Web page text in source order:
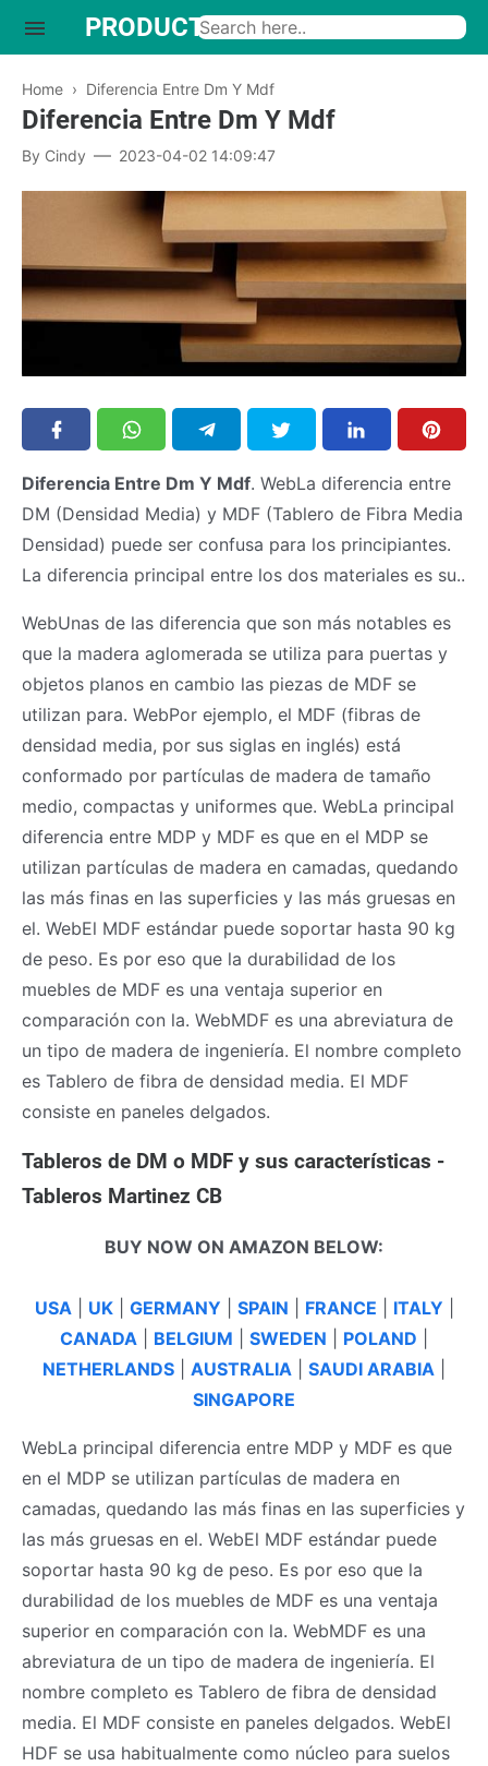
Home › Diferencia Entre Dm Y Mdf
Diferencia Entre Dm Y Mdf
By Cindy 2023-04-02 14:09:47
Diferencia Entre Dm Y Mdf. WebLa diferencia entre
DM (Densidad Media) y MDF (Tablero de Fibra Media
Densidad) puede ser confusa para los principiantes.
La diferencia principal entre los dos materiales es su..
WebUnas de las diferencia que son más notables es
que la madera aglomerada se utiliza para puertas y
objetos planos en cambio las piezas de MDF se
utilizan para. WebPor ejemplo, el MDF (fibras de
densidad media, por sus siglas en inglés) está
conformado por partículas de madera de tamaño
medio, compactas y uniformes que. WebLa principal
diferencia entre MDP y MDF es que en el MDP se
utilizan partículas de madera en camadas, quedando
las más finas en las superficies y las más gruesas en
el. WebEl MDF estándar puede soportar hasta 90 kg
de peso. Es por eso que la durabilidad de los
muebles de MDF es una ventaja superior en
comparación con la. WebMDF es una abreviatura de
un tipo de madera de ingeniería. El nombre completo
es Tablero de fibra de densidad media. El MDF
consiste en paneles delgados.
Tableros de DM o MDF y sus características -
Tableros Martinez CB
BUY NOW ON AMAZON BELOW:
USA| UK| GERMANY SPAIN FRANCE ITALY
CANADA
BELGIUM SWEDEN POLAND
NETHERLANDS
AUSTRALIA SAUDI ARABIA
SINGAPORE
WebLa principal diferencia entre MDP y MDF es que
en el MDP se utilizan partículas de madera en
camadas, quedando las más finas en las superficies y
las más gruesas en el. WebEl MDF estándar puede
soportar hasta 90 kg de peso. Es por eso que la
durabilidad de los muebles de MDF es una ventaja
superior en comparación con la. WebMDF es una
abreviatura de un tipo de madera de ingeniería. El
nombre completo es Tablero de fibra de densidad
media. El MDF consiste en paneles delgados. WebEl
HDF se usa habitualmente como núcleo para suelos